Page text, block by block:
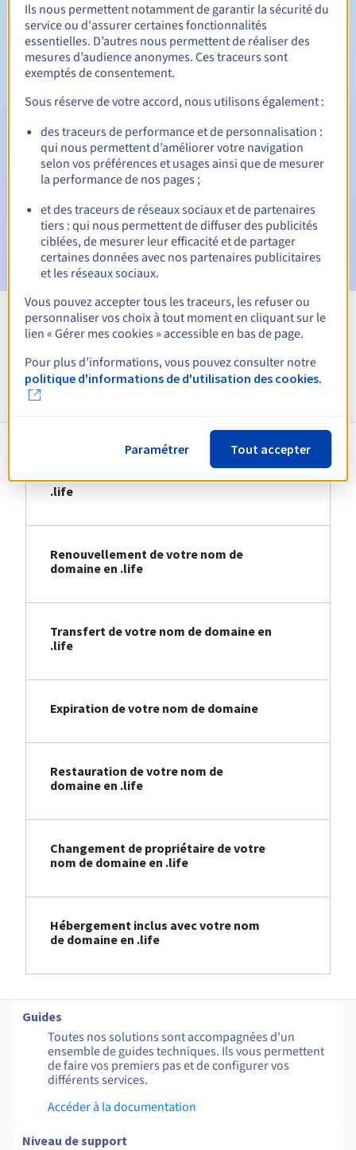
Période de rédemption 30 jours
Notifications automatiques :
E-mails d'avertissement :60, 30, 15, 7 et 3 jours avant la
date d'échéance
E-mail le jour de l'expirationpour notification de la
E-mail après la période de grâce de rédemptionpour
notification de la suppression du nom de domaine
Voir toutes les extensions
Informations sur le .life
Création de votre nom de domaine en
.life
Renouvellement de votre nom de
domaine en .life
Transfert de votre nom de domaine en
.life
Expiration de votre nom de domaine
Restauration de votre nom de
domaine en .life
Changement de propriétaire de votre
nom de domaine en .life
Hébergement inclus avec votre nom
de domaine en .life
Guides
Toutes nos solutions sont accompagnées d'un
ensemble de guides techniques. Ils vous permettent
de faire vos premiers pas et de configurer vos
différents services.
Accéder à la documentation
Niveau de support
Ils nous permettent notamment de garantir la sécurité du
service ou d'assurer certaines fonctionnalités
essentielles. D’autres nous permettent de réaliser des
mesures d’audience anonymes. Ces traceurs sont
exemptés de consentement.
Sous réserve de votre accord, nous utilisons également :
des traceurs de performance et de personnalisation :
qui nous permettent d’améliorer votre navigation
selon vos préférences et usages ainsi que de mesurer
la performance de nos pages ;
et des traceurs de réseaux sociaux et de partenaires
tiers : qui nous permettent de diffuser des publicités
ciblées, de mesurer leur efficacité et de partager
certaines données avec nos partenaires publicitaires
et les réseaux sociaux.
Vous pouvez accepter tous les traceurs, les refuser ou
personnaliser vos choix à tout moment en cliquant sur le
lien « Gérer mes cookies » accessible en bas de page.
Pour plus d’informations, vous pouvez consulter notre
politique d'informations de d'utilisation des cookies.
Paramétrer Tout accepter